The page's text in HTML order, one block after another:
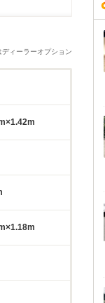
ィーラーオプション